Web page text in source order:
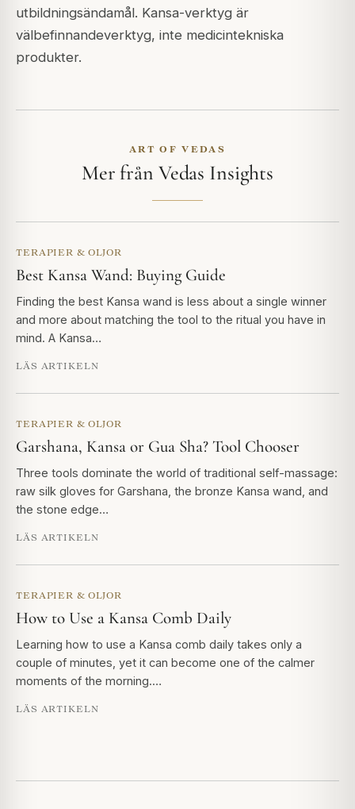
utbildningsändamål. Kansa-verktyg är
välbefinnandeverktyg, inte medicintekniska
produkter.
ART OF VEDAS
Mer från Vedas Insights
TERAPIER & OLJOR
Best Kansa Wand: Buying Guide
Finding the best Kansa wand is less about a single winner
and more about matching the tool to the ritual you have in
mind. A Kansa…
LÄS ARTIKELN
TERAPIER & OLJOR
Garshana, Kansa or Gua Sha? Tool Chooser
Three tools dominate the world of traditional self-massage:
raw silk gloves for Garshana, the bronze Kansa wand, and
the stone edge…
LÄS ARTIKELN
TERAPIER & OLJOR
How to Use a Kansa Comb Daily
Learning how to use a Kansa comb daily takes only a
couple of minutes, yet it can become one of the calmer
moments of the morning.…
LÄS ARTIKELN